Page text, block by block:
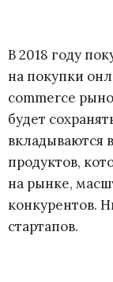
В 2018 году
на покупки
commerce
будет
вкладываются
продуктов,
на рынке,
конкурентов.
стартапов.